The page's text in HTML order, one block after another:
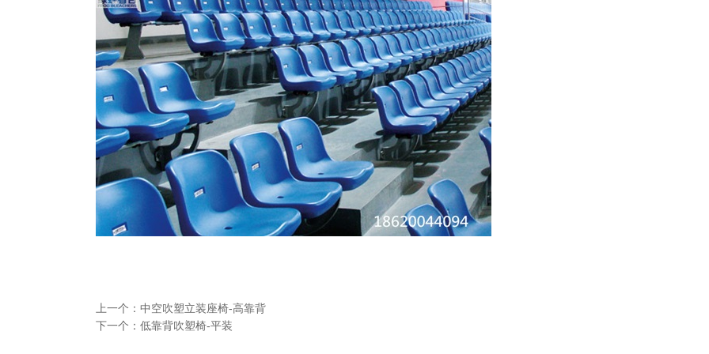
上一个： 中空吹塑立装座椅-高靠背
下一个： 低靠背吹塑椅-平装